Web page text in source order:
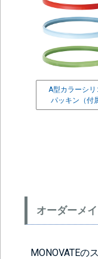
A型カラーシリ
パッキン（付
オーダーメ
MONOVATEの